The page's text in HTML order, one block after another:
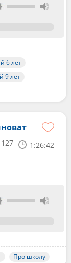
6 лет
9 лет
127 1:26:42
Про школу